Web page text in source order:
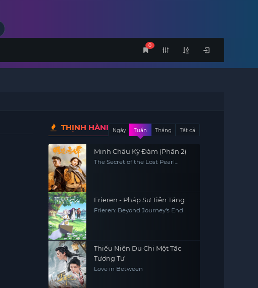
0
THỊNH HÀNHNgày Tuần Tháng Tất cả
Minh Châu Kỳ Đàm (Phần 2)
The Secret of the Lost Pearl
Frieren - Pháp Sư Tiễn Táng
Frieren: Beyond Journey's End
Thiếu Niên Du Chi Một Tấc
Tương Tư
Love in Between